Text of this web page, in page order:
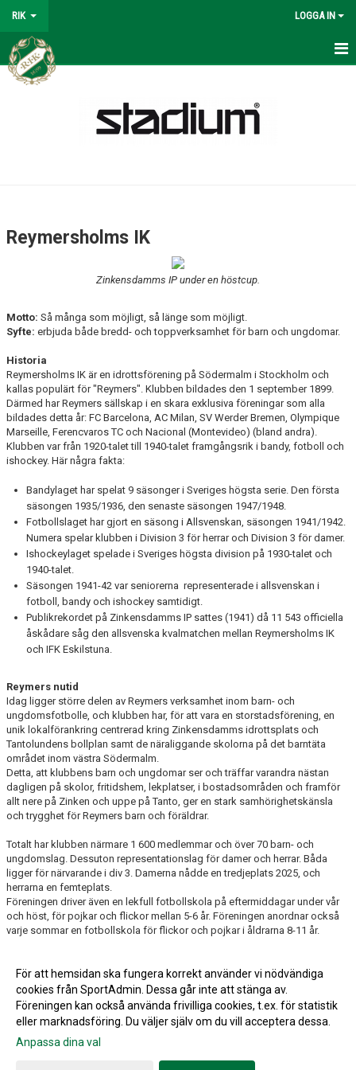
RIK LOGGA IN
REYMERS
KONTAKTPERSONER
REYMERS-TRÄNING
SOMMARFOTBOLLSSKOLA
MATERIAL
KÖPA MATCHTRÖJA
BILDGALLERI
DOKUMENT
FÖRSÄKRING
AVGIFTER
FÖRENINGSCERTIFIKAT
KALENDRAR
GÄNGREKRYTERING
Reymersholms IK
Zinkensdamms IP under en höstcup.
Motto: Så många som möjligt, så länge som möjligt.
Syfte: erbjuda både bredd- och toppverksamhet för barn och ungdomar.
Historia
Reymersholms IK är en idrottsförening på Södermalm i Stockholm och
kallas populärt för "Reymers". Klubben bildades den 1 september 1899.
Därmed har Reymers sällskap i en skara exklusiva föreningar som alla
bildades detta år: FC Barcelona, AC Milan, SV Werder Bremen, Olympique
Marseille, Ferencvaros TC och Nacional (Montevideo) (bland andra).
Klubben var från 1920-talet till 1940-talet framgångsrik i bandy, fotboll och
ishockey. Här några fakta:
Bandylaget har spelat 9 säsonger i Sveriges högsta serie. Den första
säsongen 1935/1936, den senaste säsongen 1947/1948.
Fotbollslaget har gjort en säsong i Allsvenskan, säsongen 1941/1942.
Numera spelar klubben i Division 3 för herrar och Division 3 för damer.
Ishockeylaget spelade i Sveriges högsta division på 1930-talet och
1940-talet.
Säsongen 1941-42 var seniorerna representerade i allsvenskan i
fotboll, bandy och ishockey samtidigt.
Publikrekordet på Zinkensdamms IP sattes (1941) då 11 543 officiella
åskådare såg den allsvenska kvalmatchen mellan Reymersholms IK
och IFK Eskilstuna.
Reymers nutid
Idag ligger större delen av Reymers verksamhet inom barn- och
ungdomsfotbolle, och klubben har, för att vara en storstadsförening, en
unik lokalförankring centrerad kring Zinkensdamms idrottsplats och
Tantolundens bollplan samt de näraliggande skolorna på det barntäta
området inom västra Södermalm.
Detta, att klubbens barn och ungdomar ser och träffar varandra nästan
dagligen på skolor, fritidshem, lekplatser, i bostadsområden och framför
allt nere på Zinken och uppe på Tanto, ger en stark samhörighetskänsla
och trygghet för Reymers barn och föräldrar.
Totalt har klubben närmare 1 600 medlemmar och över 70 barn- och
ungdomslag. Dessuton representationslag för damer och herrar. Båda
ligger för närvarande i div 3. Damerna nådde en tredjeplats 2025, och
herrarna en femteplats.
Föreningen driver även en lekfull fotbollskola på eftermiddagar under vår
och höst, för pojkar och flickor mellan 5-6 år. Föreningen anordnar också
varje sommar en fotbollskola för flickor och pojkar i åldrarna 8-11 år.
Gå till Webbversion
För att hemsidan ska fungera korrekt använder vi nödvändiga
cookies från SportAdmin. Dessa går inte att stänga av.
Föreningen kan också använda frivilliga cookies, t.ex. för statistik
eller marknadsföring. Du väljer själv om du vill acceptera dessa.
Anpassa dina val